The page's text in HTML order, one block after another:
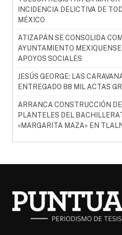
INCIDENCIA DELICTIVA DE
MÉXICO
ATIZAPÁN SE CONSOLIDA
AYUNTAMIENTO
APOYOS SOCIALES
JESÚS GEORGE: LAS
ENTREGADO 88 MIL ACTAS
ARRANCA CONSTRUCCIÓN
PLANTELES DEL
«MARGARITA MAZA» EN